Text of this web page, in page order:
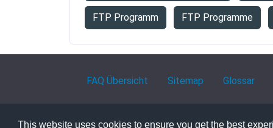
This website uses cookies to ensure you get the best
FTP Programm FTP Programme
FAQ Übersicht Sitemap Glossar